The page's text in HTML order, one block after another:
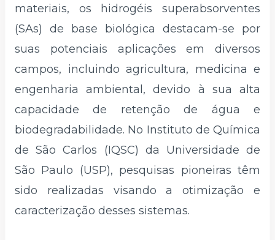
materiais, os hidrogéis superabsorventes
(SAs) de base biológica destacam-se por
suas potenciais aplicações em diversos
campos, incluindo agricultura, medicina e
engenharia ambiental, devido à sua alta
capacidade de retenção de água e
biodegradabilidade. No Instituto de Química
de São Carlos (IQSC) da Universidade de
São Paulo (USP), pesquisas pioneiras têm
sido realizadas visando a otimização e
caracterização desses sistemas.